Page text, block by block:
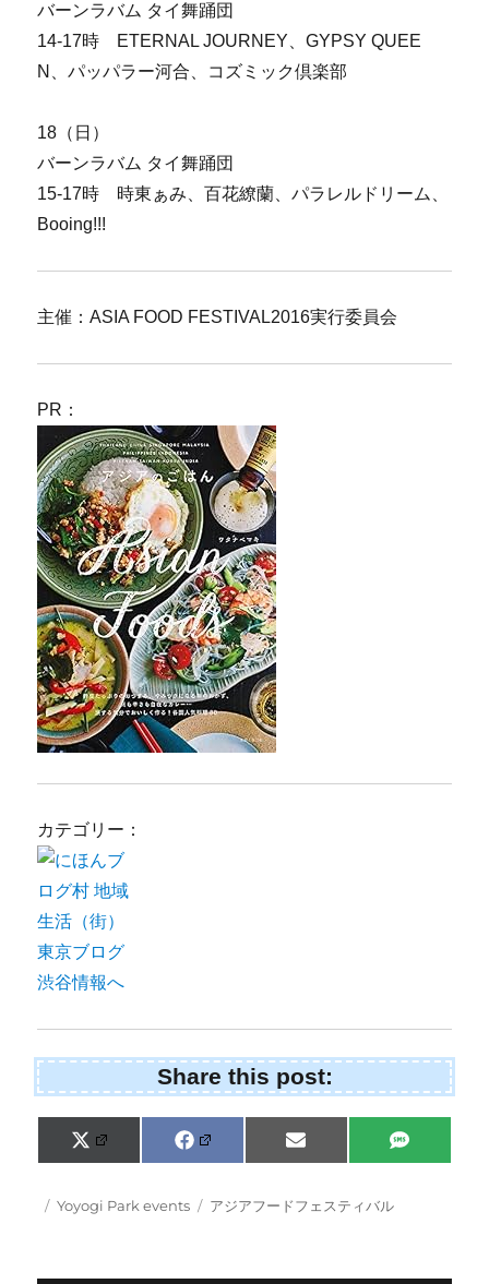
バーンラバム タイ舞踊団
14-17時 ETERNAL JOURNEY、GYPSY QUEE
N、パッパラー河合、コズミック倶楽部
18（日）
バーンラバム タイ舞踊団
15-17時 時東ぁみ、百花繚蘭、パラレルドリーム、
Booing!!!
主催：ASIA FOOD FESTIVAL2016実行委員会
PR：
カテゴリー：
Share this post:
Share
on
X
(
w
i
Share
on
F
a
e
Share
on
E
m
i
Share
on
S
M
Posted
Categories
Yoyogi Park events Tags
アジアフードフェスティバル